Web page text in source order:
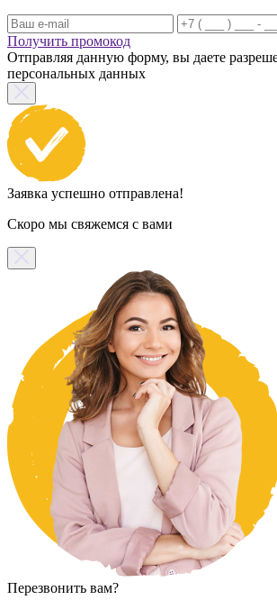
Получить промокод
Отправляя данную форму, вы даете
персональных данных
Заявка успешно отправлена!
Скоро мы свяжемся с вами
Перезвонить вам?